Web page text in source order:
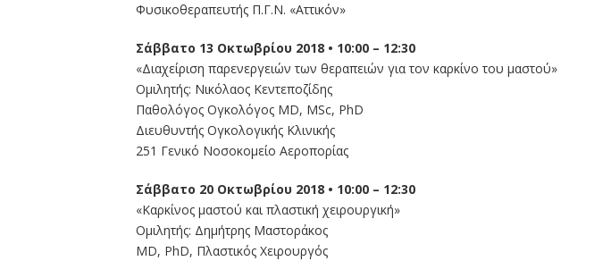
Φυσικοθεραπευτής Π.Γ.Ν. «Αττικόν»
Σάββατο 13 Οκτωβρίου 2018 • 10:00 – 12:30
«Διαχείριση παρενεργειών των θεραπειών για τον καρκίνο του μαστού»
Ομιλητής: Νικόλαος Κεντεποζίδης
Παθολόγος Ογκολόγος MD, MSc, PhD
Διευθυντής Ογκολογικής Κλινικής
251 Γενικό Νοσοκομείο Αεροπορίας
Σάββατο 20 Οκτωβρίου 2018 • 10:00 – 12:30
«Καρκίνος μαστού και πλαστική χειρουργική»
Ομιλητής: Δημήτρης Μαστοράκος
MD, PhD, Πλαστικός Χειρουργός